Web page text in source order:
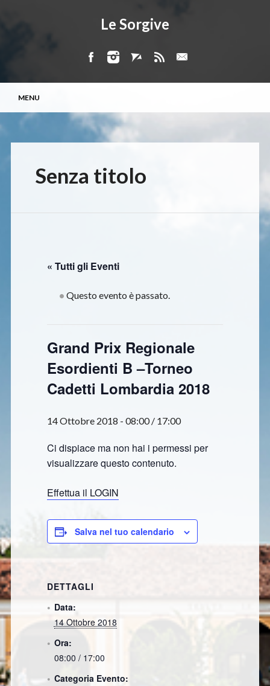
Le Sorgive
Menu principale
contenuto
MENU
Senza titolo
« Tutti gli Eventi
Questo evento è passato.
Grand Prix Regionale
Esordienti B –Torneo
Cadetti Lombardia 2018
14 Ottobre 2018 - 08:00/ 17:00
Ci dispiace ma non hai i permessi per
visualizzare questo contenuto.
Effettua il LOGIN
Salva nel tuo calendario
DETTAGLI
Data:
14 Ottobre 2018
Ora:
08:00 / 17:00
Categoria Evento: